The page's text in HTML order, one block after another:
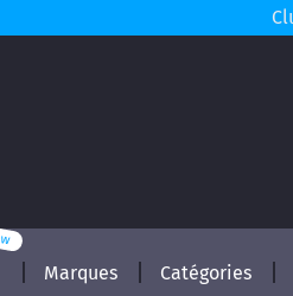
Marques Catégories